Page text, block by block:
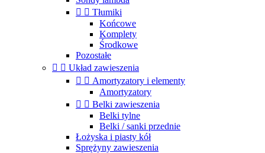
  Tłumiki
Końcowe
Komplety
Środkowe
Pozostałe
  Układ zawieszenia
  Amortyzatory i elementy
Amortyzatory
  Belki zawieszenia
Belki tylne
Belki / sanki przednie
Łożyska i piasty kół
Sprężyny zawieszenia